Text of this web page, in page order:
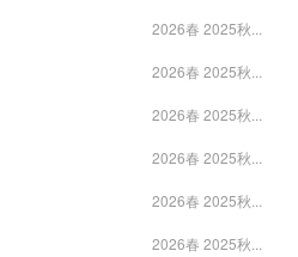
2026春 2025秋...
2026春 2025秋...
2026春 2025秋...
2026春 2025秋...
2026春 2025秋...
2026春 2025秋...